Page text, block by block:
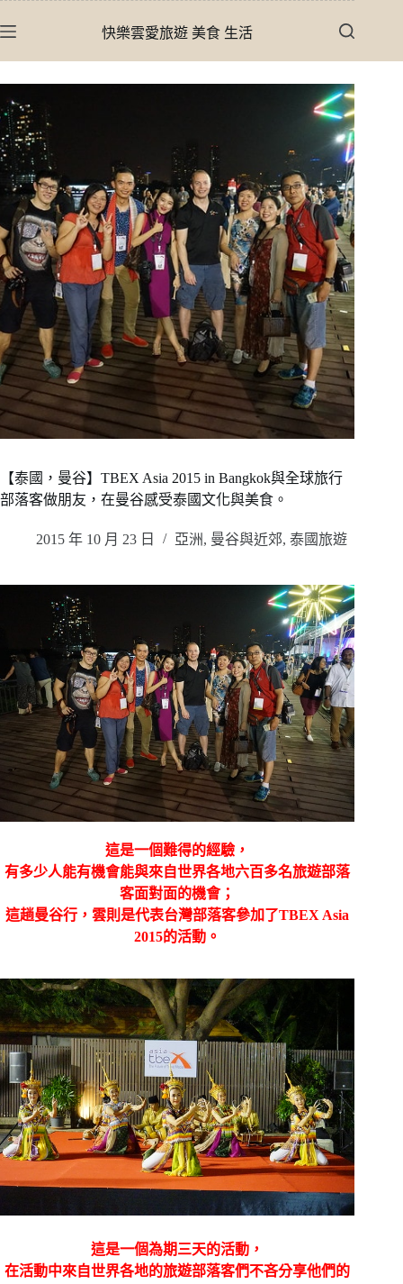
至
內
容
快樂雲愛旅遊 美食 生活
【泰國，曼谷】TBEX Asia 2015 in Bangkok與全球旅行
部落客做朋友，在曼谷感受泰國文化與美食。
2015 年 10 月 23 日 亞洲, 曼谷與近郊, 泰國旅遊
這是一個難得的經驗，
有多少人能有機會能與來自世界各地六百多名旅遊部落
客面對面的機會；
這趟曼谷行，雲則是代表台灣部落客參加了TBEX Asia
2015的活動。
這是一個為期三天的活動，
在活動中來自世界各地的旅遊部落客們不吝分享他們的